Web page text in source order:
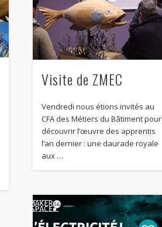
Visite de ZMEC
Vendredi nous étions invités au
CFA des Métiers du Bâtiment pour
découvrir l’œuvre des apprentis
l’an dernier : une daurade royale
aux …